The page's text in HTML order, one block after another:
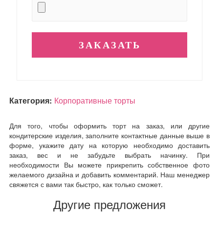
Категория: Корпоративные торты
Для того, чтобы оформить торт на заказ, или другие
кондитерские изделия, заполните контактные данные выше в
форме, укажите дату на которую необходимо доставить
заказ, вес и не забудьте выбрать начинку. При
необходимости Вы можете прикрепить собственное фото
желаемого дизайна и добавить комментарий. Наш менеджер
свяжется с вами так быстро, как только сможет.
Другие предложения